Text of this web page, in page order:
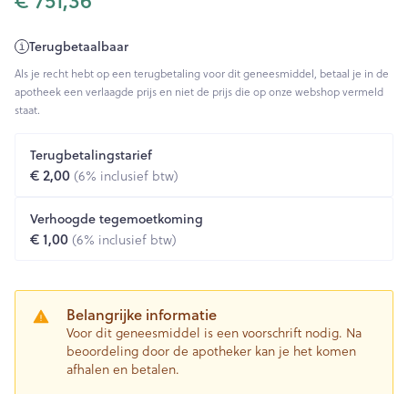
Terugbetaalbaar
Als je recht hebt op een terugbetaling voor dit geneesmiddel, betaal je in de
apotheek een verlaagde prijs en niet de prijs die op onze webshop vermeld
staat.
Terugbetalingstarief
€ 2,00(6% inclusief btw)
Verhoogde tegemoetkoming
€ 1,00(6% inclusief btw)
Belangrijke informatie
Voor dit geneesmiddel is een voorschrift nodig. Na
beoordeling door de apotheker kan je het komen
afhalen en betalen.